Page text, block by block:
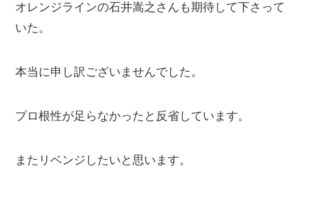
オレンジラインの石井嵩之さんも期待して下さって
いた。
本当に申し訳ございませんでした。
プロ根性が足らなかったと反省しています。
またリベンジしたいと思います。